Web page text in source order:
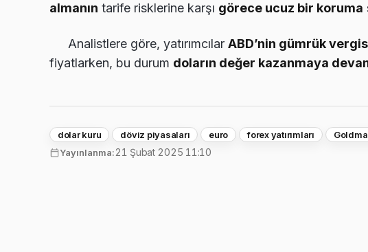
almanın tarife risklerine karşı görece ucuz bir koruma
Analistlere göre, yatırımcılar ABD’nin gümrük
fiyatlarken, bu durum doların değer kazanmaya
dolar kuru döviz piyasaları euro forex yatırımları
Yayınlanma:21 Şubat 2025 11:10